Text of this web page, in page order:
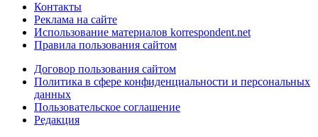
Контакты
Реклама на сайте
Использование материалов korrespondent.net
Правила пользования сайтом
Договор пользования сайтом
Политика в сфере конфиденциальности и персональных
данных
Пользовательское соглашение
Редакция